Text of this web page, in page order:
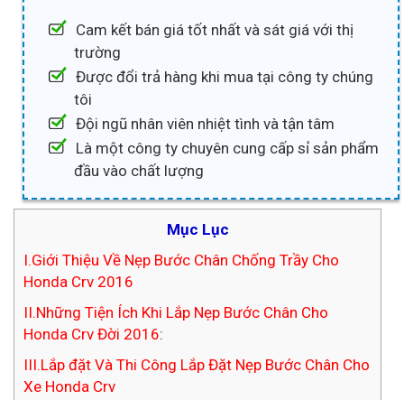
Cam kết bán giá tốt nhất và sát giá với thị
trường
Được đổi trả hàng khi mua tại công ty chúng
tôi
Đội ngũ nhân viên nhiệt tình và tận tâm
Là một công ty chuyên cung cấp sỉ sản phẩm
đầu vào chất lượng
Mục Lục
I.Giới Thiệu Về Nẹp Bước Chân Chống Trầy Cho
Honda Crv 2016
II.Những Tiện Ích Khi Lắp Nẹp Bước Chân Cho
Honda Crv Đời 2016:
III.Lắp đặt Và Thi Công Lắp Đặt Nẹp Bước Chân Cho
Xe Honda Crv